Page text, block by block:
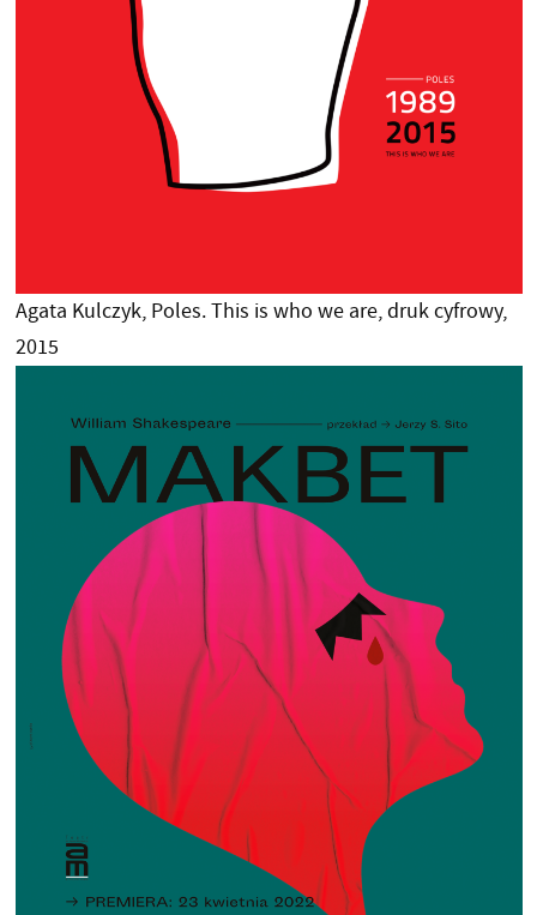
Agata Kulczyk, Poles. This is who we are, druk cyfrowy,
2015